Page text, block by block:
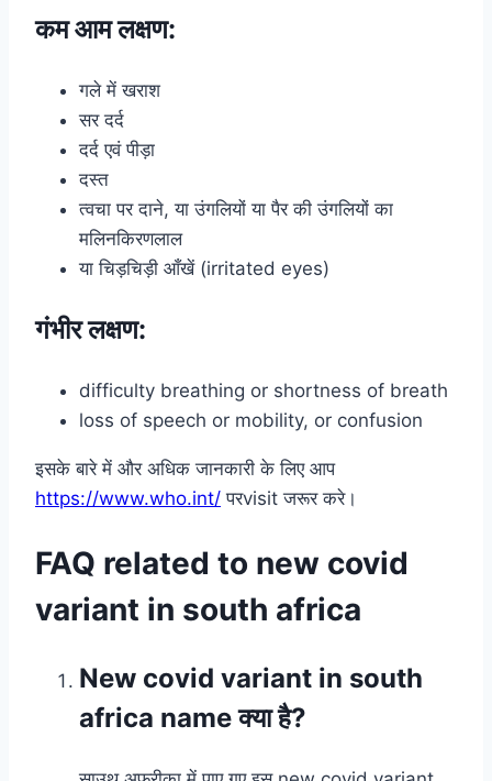
कम आम लक्षण:
गले में खराश
सर दर्द
दर्द एवं पीड़ा
दस्त
त्वचा पर दाने, या उंगलियों या पैर की उंगलियों का
मलिनकिरणलाल
या चिड़चिड़ी आँखें (irritated eyes)
गंभीर लक्षण:
difficulty breathing or shortness of breath
loss of speech or mobility, or confusion
इसके बारे में और अधिक जानकारी के लिए आप
https://www.who.int/ परvisit जरूर करे।
FAQ related to new covid
variant in south africa
New covid variant in south
africa name क्या है?